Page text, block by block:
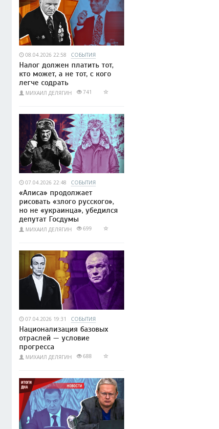
08.04.2026 22:58 СОБЫТИЯ
Налог должен платить тот,
кто может, а не тот, с кого
легче содрать
МИХАИЛ ДЕЛЯГИН 741
07.04.2026 22:48 СОБЫТИЯ
«Алиса» продолжает
рисовать «злого русского»,
но не «украинца», убедился
депутат Госдумы
МИХАИЛ ДЕЛЯГИН 699
07.04.2026 19:31 СОБЫТИЯ
Национализация базовых
отраслей — условие
прогресса
МИХАИЛ ДЕЛЯГИН 688